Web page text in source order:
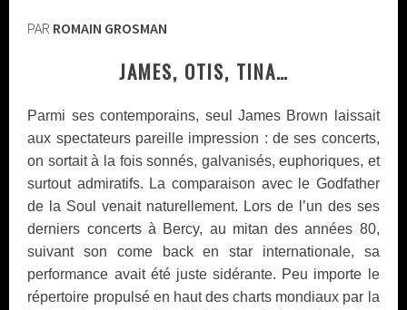
PAR ROMAIN GROSMAN
JAMES, OTIS, TINA…
Parmi ses contemporains, seul James Brown laissait
aux spectateurs pareille impression : de ses concerts,
on sortait à la fois sonnés, galvanisés, euphoriques, et
surtout admiratifs. La comparaison avec le Godfather
de la Soul venait naturellement. Lors de l’un des ses
derniers concerts à Bercy, au mitan des années 80,
suivant son come back en star internationale, sa
performance avait été juste sidérante. Peu importe le
répertoire propulsé en haut des charts mondiaux par la